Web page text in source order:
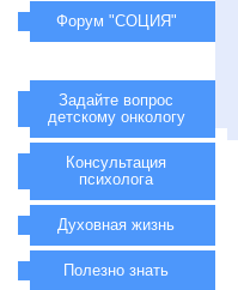
Форум "СОЦИЯ"
Задайте вопрос
детскому онкологу
Консультация
психолога
Духовная жизнь
Полезно знать